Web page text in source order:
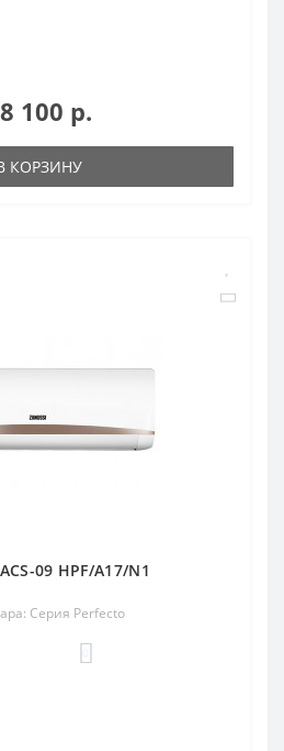
100 р.
КОРЗИНУ
09 HPF/A17/N1
Серия Perfecto